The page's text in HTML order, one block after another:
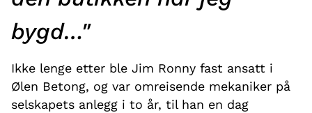
bygd…"
Ikke lenge etter ble Jim Ronny fast ansatt i
Ølen Betong, og var omreisende mekaniker på
selskapets anlegg i to år, til han en dag